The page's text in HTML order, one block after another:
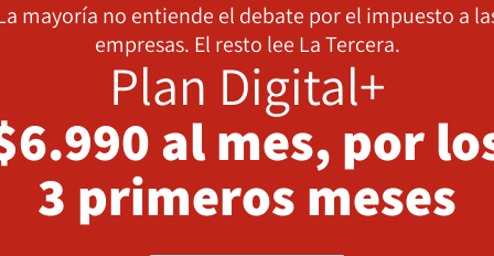
mayoría no entiende el debate por el impuesto a
empresas. El resto lee La Tercera.
Plan Digital+
al mes, por
3 primeros meses